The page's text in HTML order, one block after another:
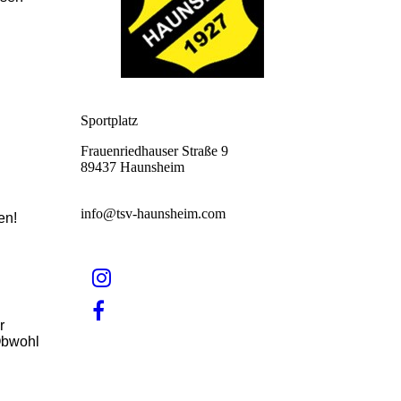
Sportplatz
Frauenriedhauser Straße 9
89437 Haunsheim
info@tsv-haunsheim.com